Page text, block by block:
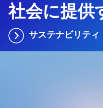
社会に提供
サステナビリティ